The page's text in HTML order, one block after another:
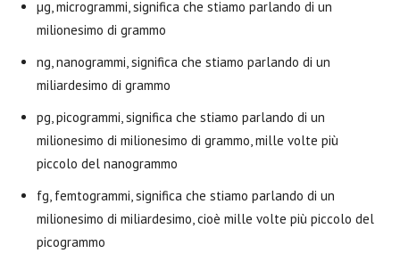
µg, microgrammi, significa che stiamo parlando di un
milionesimo di grammo
ng, nanogrammi, significa che stiamo parlando di un
miliardesimo di grammo
pg, picogrammi, significa che stiamo parlando di un
milionesimo di milionesimo di grammo, mille volte più
piccolo del nanogrammo
fg, femtogrammi, significa che stiamo parlando di un
milionesimo di miliardesimo, cioè mille volte più piccolo del
picogrammo